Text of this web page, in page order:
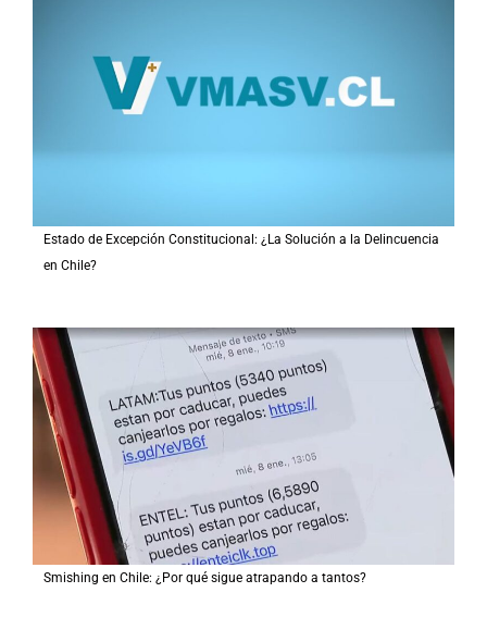
Estado de Excepción Constitucional: ¿La Solución a la Delincuencia
en Chile?
Smishing en Chile: ¿Por qué sigue atrapando a tantos?